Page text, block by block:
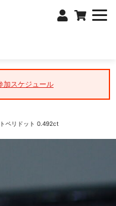
加スケジュール
ペリドット 0.492ct